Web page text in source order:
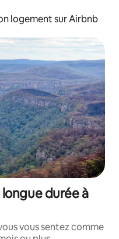
logement sur Airbnb
durée à
vous sentez comme